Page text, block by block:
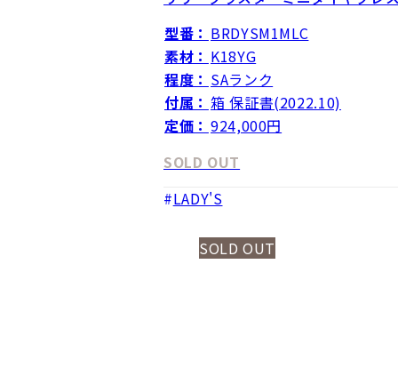
型番： BRDYSM1MLC
素材： K18YG
程度： SAランク
付属： 箱 保証書(2022.10)
定価： 924,000円
SOLD OUT
LADY'S
SOLD OUT